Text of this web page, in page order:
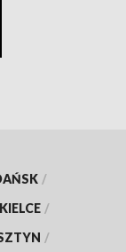
/
KIELCE /
/